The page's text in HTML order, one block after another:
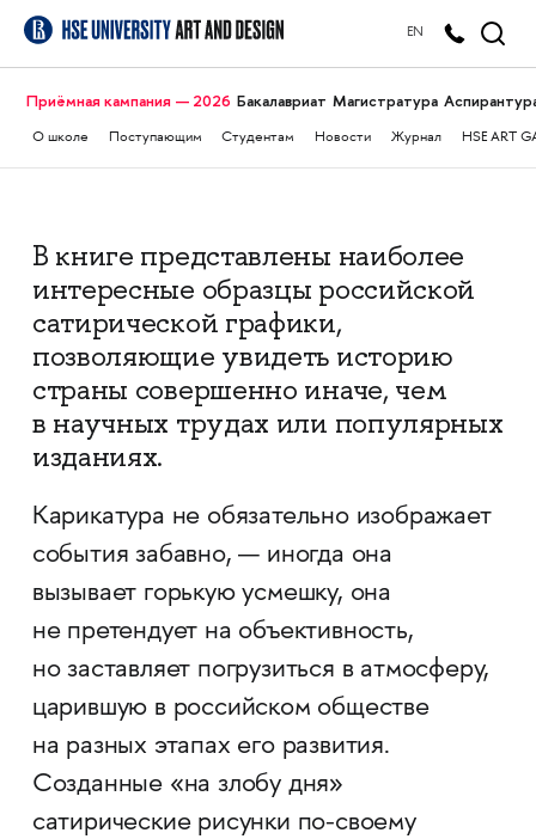
EN
Приёмная кампания — 2026 Бакалавриат Магистратура
О школе Поступающим Студентам Новости Журнал HSE ART
В книге представлены наиболее
интересные образцы российской
сатирической графики,
позволяющие увидеть историю
страны совершенно иначе, чем
в научных трудах или популярных
изданиях.
Карикатура не обязательно изображает
события забавно, — иногда она
вызывает горькую усмешку, она
не претендует на объективность,
но заставляет погрузиться в атмосферу,
царившую в российском обществе
на разных этапах его развития.
Созданные «на злобу дня»
сатирические рисунки по-своему